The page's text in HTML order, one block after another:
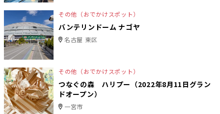
その他（おでかけスポット）
バンテリンドーム ナゴヤ
名古屋 東区
その他（おでかけスポット）
つなぐの森 ハリプー（2022年8月11日グラン
ドオープン）
一宮市